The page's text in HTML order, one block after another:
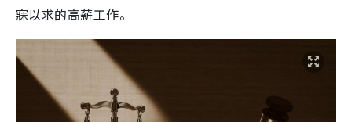
寐以求的高薪工作。